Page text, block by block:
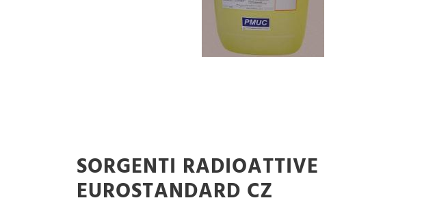
SORGENTI RADIOATTIVE
EUROSTANDARD CZ